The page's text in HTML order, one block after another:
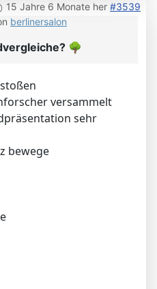
15 Jahre 6 Monate her #3539
berlinersalon
🌳
versammelt
sehr
bewege